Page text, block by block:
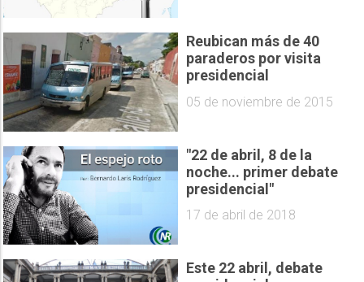
Reubican más de 40
paraderos por visita
presidencial
05 de noviembre de 2015
"22 de abril, 8 de la
noche... primer debate
presidencial"
17 de abril de 2018
Este 22 abril, debate